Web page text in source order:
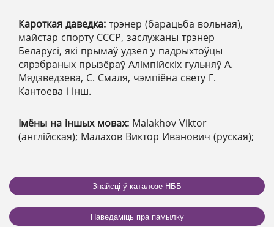
Кароткая даведка: трэнер (барацьба вольная),
майстар спорту СССР, заслужаны трэнер
Беларусі, які прымаў удзел у падрыхтоўцы
сярэбраных прызёраў Алімпійскіх гульняў А.
Мядзведзева, С. Смаля, чэмпіёна свету Г.
Кантоева і інш.
Імёны на іншых мовах: Malakhov Viktor
(англійская); Малахов Виктор Иванович (руская);
Знайсці ў каталозе НББ
Паведаміць пра памылку